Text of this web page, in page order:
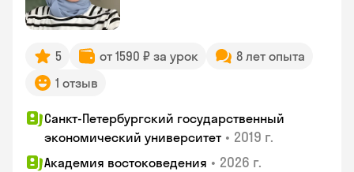
5 от 1590 ₽ за урок
8 лет опыта
1 отзыв
Санкт-Петербургский государственный
экономический университет • 2019 г.
Академия востоковедения • 2026 г.